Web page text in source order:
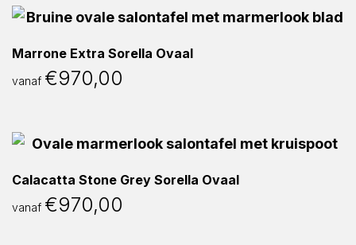
Marrone Extra Sorella Ovaal
vanaf €970,00
Calacatta Stone Grey Sorella Ovaal
vanaf €970,00